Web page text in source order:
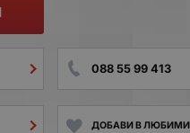
088 55 99 413
ДОБАВИ В ЛЮБИМИ